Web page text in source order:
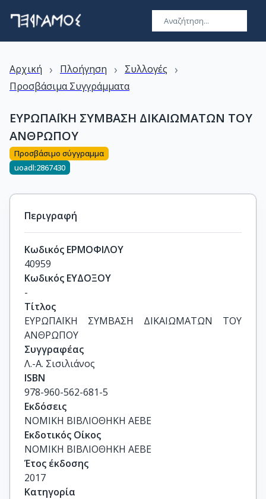
Αρχική › Πλοήγηση › Συλλογές ›
Προσβάσιμα Συγγράμματα
ΕΥΡΩΠΑΪΚΗ ΣΥΜΒΑΣΗ ΔΙΚΑΙΩΜΑΤΩΝ ΤΟΥ
ΑΝΘΡΩΠΟΥ
Προσβάσιμο σύγγραμμα
uoadl:2867430
Περιγραφή
Κωδικός ΕΡΜΟΦΙΛΟΥ
40959
Κωδικός ΕΥΔΟΞΟΥ
-
Τίτλος
ΕΥΡΩΠΑΪΚΗ ΣΥΜΒΑΣΗ ΔΙΚΑΙΩΜΑΤΩΝ ΤΟΥ
ΑΝΘΡΩΠΟΥ
Συγγραφέας
Λ.-Α. Σισιλιάνος
ISBN
978-960-562-681-5
Εκδόσεις
ΝΟΜΙΚΗ ΒΙΒΛΙΟΘΗΚΗ ΑΕΒΕ
Εκδοτικός Οίκος
ΝΟΜΙΚΗ ΒΙΒΛΙΟΘΗΚΗ ΑΕΒΕ
Έτος έκδοσης
2017
Κατηγορία